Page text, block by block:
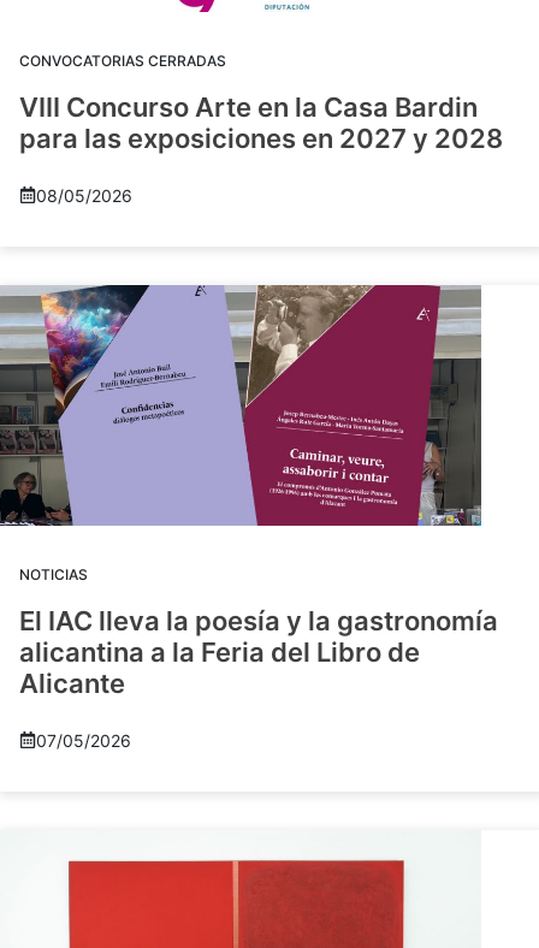
CONVOCATORIAS CERRADAS
VIII Concurso Arte en la Casa Bardin
para las exposiciones en 2027 y 2028
08/05/2026
NOTICIAS
El IAC lleva la poesía y la gastronomía
alicantina a la Feria del Libro de
Alicante
07/05/2026